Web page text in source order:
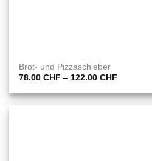
Brot- und Pizzaschieber
78.00CHF –122.00CHF
bis
122.00